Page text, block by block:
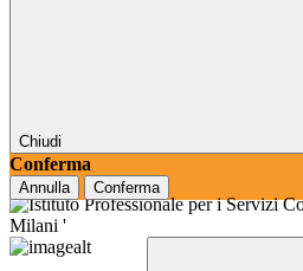
Chiudi
Conferma
Annulla Conferma